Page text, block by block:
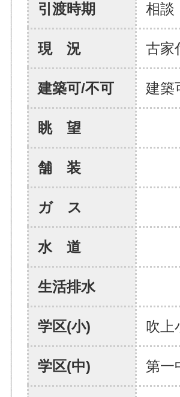
引渡時期 相談
現 況 古家
建築可/不可 建築
眺 望
舗 装
ガ ス
水 道
生活排水
学区(小) 吹上
学区(中) 第一